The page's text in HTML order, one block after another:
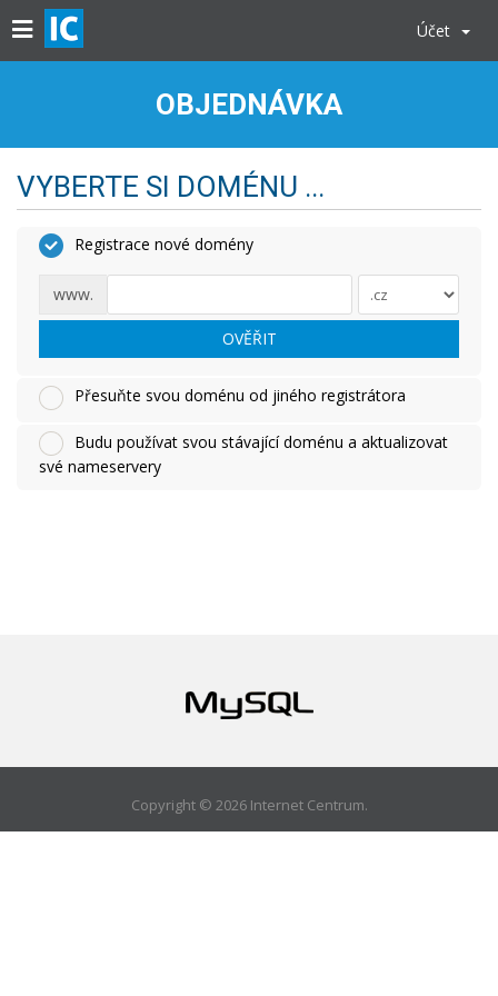
Účet
OBJEDNÁVKA
VYBERTE SI DOMÉNU ...
Registrace nové domény
www.
OVĚŘIT
Přesuňte svou doménu od jiného registrátora
Budu používat svou stávající doménu a aktualizovat
své nameservery
Copyright © 2026 Internet Centrum.